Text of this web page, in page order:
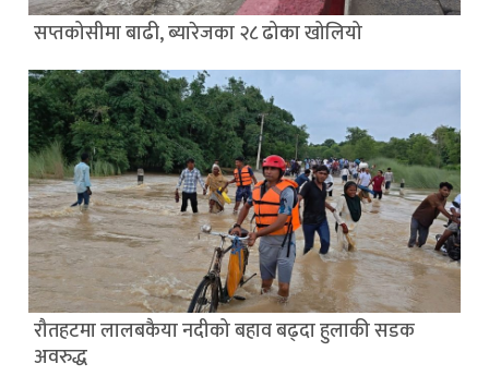
सप्तकोसीमा बाढी, ब्यारेजका २८ ढोका खोलियो
रौतहटमा लालबकैया नदीको बहाव बढ्दा हुलाकी सडक
अवरुद्ध